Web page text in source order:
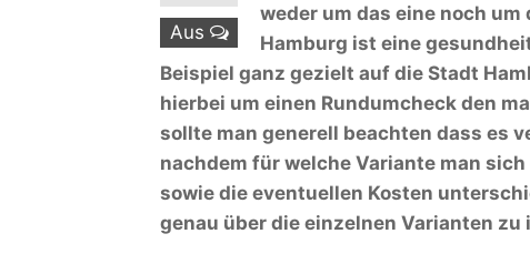
Aus
weder um das eine noch um
Hamburg ist eine
Beispiel ganz gezielt auf die Stadt
hierbei um einen Rundumcheck den
sollte man generell beachten dass es
nachdem für welche Variante man
sowie die eventuellen Kosten
genau über die einzelnen Varianten